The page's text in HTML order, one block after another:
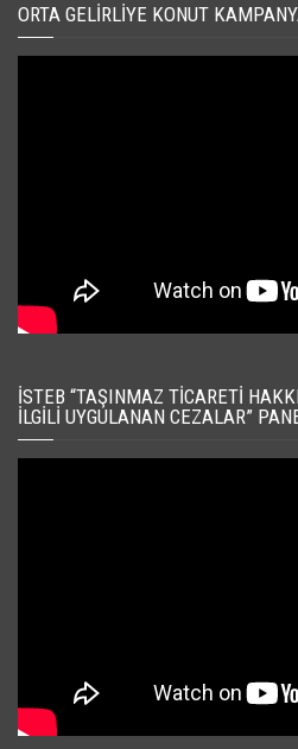
ORTA GELIRLIYE KONUT
İSTEB “TAŞINMAZ TICARETI
İLGILI UYGULANAN CEZALAR”